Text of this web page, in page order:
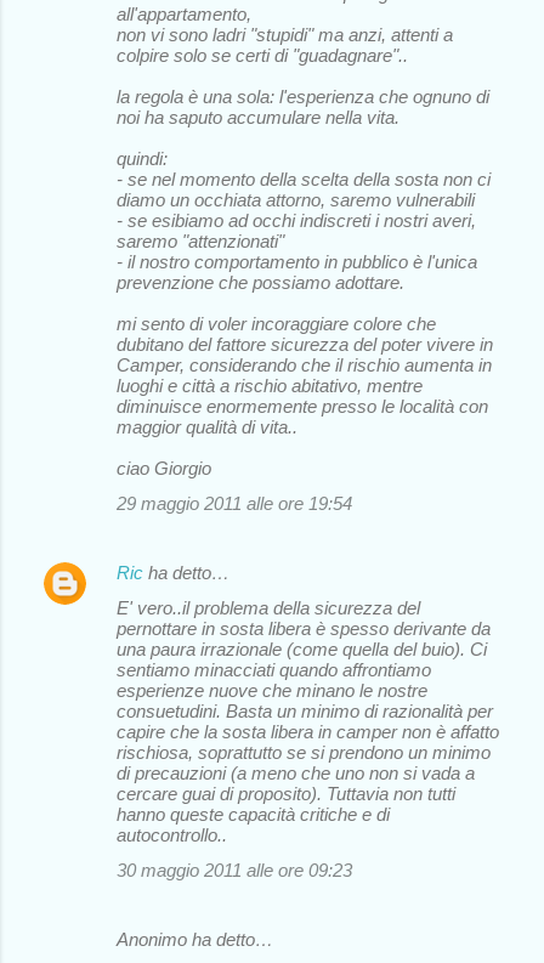
all'appartamento,
non vi sono ladri "stupidi" ma anzi, attenti a
colpire solo se certi di "guadagnare"..
la regola è una sola: l'esperienza che ognuno di
noi ha saputo accumulare nella vita.
quindi:
- se nel momento della scelta della sosta non ci
diamo un occhiata attorno, saremo vulnerabili
- se esibiamo ad occhi indiscreti i nostri averi,
saremo "attenzionati"
- il nostro comportamento in pubblico è l'unica
prevenzione che possiamo adottare.
mi sento di voler incoraggiare colore che
dubitano del fattore sicurezza del poter vivere in
Camper, considerando che il rischio aumenta in
luoghi e città a rischio abitativo, mentre
diminuisce enormemente presso le località con
maggior qualità di vita..
ciao Giorgio
29 maggio 2011 alle ore 19:54
Ric ha detto…
E' vero..il problema della sicurezza del
pernottare in sosta libera è spesso derivante da
una paura irrazionale (come quella del buio). Ci
sentiamo minacciati quando affrontiamo
esperienze nuove che minano le nostre
consuetudini. Basta un minimo di razionalità per
capire che la sosta libera in camper non è affatto
rischiosa, soprattutto se si prendono un minimo
di precauzioni (a meno che uno non si vada a
cercare guai di proposito). Tuttavia non tutti
hanno queste capacità critiche e di
autocontrollo..
30 maggio 2011 alle ore 09:23
Anonimo ha detto…